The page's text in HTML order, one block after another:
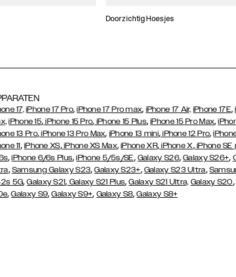
Doorzichtig Hoesjes
17, iPhone 17 Pro,iPhone 17 Pro max, iPhone 17 Air, iPhone 17E,
iPhone 15, iPhone 15 Pro, iPhone 15 Plus,iPhone 15 Pro Max,
13 Pro, iPhone 13 Pro Max, iPhone 13 mini,iPhone 12 Pro,
11, iPhone XS,iPhone XS Max,iPhone XR,iPhone X,iPhone
,iPhone 6/6s Plus,iPhone 5/5s/SE, Galaxy S26,Galaxy S26+,
, Samsung Galaxy S23,Galaxy S23+, Galaxy S23 Ultra,
5G,Galaxy S21, Galaxy S21 Plus,Galaxy S21 Ultra, Galaxy S20,
,Galaxy S9,Galaxy S9+, Galaxy S8,Galaxy S8+